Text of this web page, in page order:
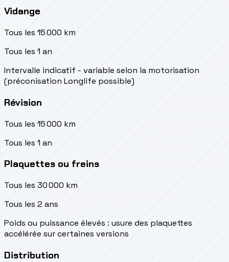
Vidange
Tous les 15 000 km
Tous les 1 an
Intervalle indicatif - variable selon la motorisation
(préconisation Longlife possible)
Révision
Tous les 15 000 km
Tous les 1 an
Plaquettes ou freins
Tous les 30 000 km
Tous les 2 ans
Poids ou puissance élevés : usure des plaquettes
accélérée sur certaines versions
Distribution